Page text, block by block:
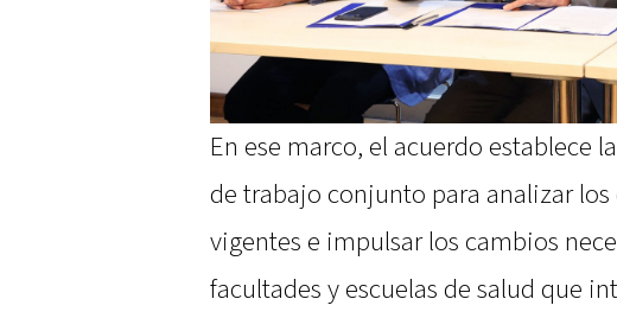
En ese marco, el acuerdo establece
de trabajo conjunto para analizar
vigentes e impulsar los cambios
facultades y escuelas de salud que